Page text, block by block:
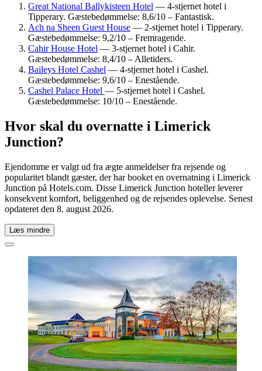
Great National Ballykisteen Hotel — 4-stjernet hotel i
Tipperary. Gæstebedømmelse: 8,6/10 – Fantastisk.
Ach na Sheen Guest House — 2-stjernet hotel i Tipperary.
Gæstebedømmelse: 9,2/10 – Fremragende.
Cahir House Hotel — 3-stjernet hotel i Cahir.
Gæstebedømmelse: 8,4/10 – Alletiders.
Baileys Hotel Cashel — 4-stjernet hotel i Cashel.
Gæstebedømmelse: 9,6/10 – Enestående.
Cashel Palace Hotel — 5-stjernet hotel i Cashel.
Gæstebedømmelse: 10/10 – Enestående.
Hvor skal du overnatte i Limerick
Junction?
Ejendomme er valgt ud fra ægte anmeldelser fra rejsende og
popularitet blandt gæster, der har booket en overnatning i Limerick
Junction på Hotels.com. Disse Limerick Junction hoteller leverer
konsekvent komfort, beliggenhed og de rejsendes oplevelse. Senest
opdateret den 8. august 2026.
Læs mindre